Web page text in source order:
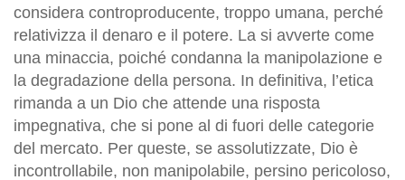
considera controproducente, troppo umana, perché
relativizza il denaro e il potere. La si avverte come
una minaccia, poiché condanna la manipolazione e
la degradazione della persona. In definitiva, l’etica
rimanda a un Dio che attende una risposta
impegnativa, che si pone al di fuori delle categorie
del mercato. Per queste, se assolutizzate, Dio è
incontrollabile, non manipolabile, persino pericoloso,